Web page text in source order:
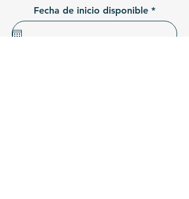
Fecha de inicio disponible *r
e